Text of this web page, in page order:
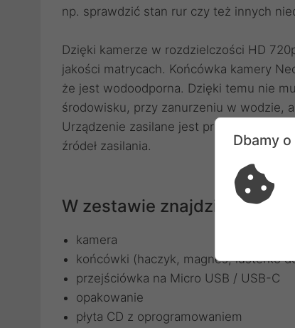
np. sprawdzić stan rur czy też innych
Dzięki kamerze w rozdzielczości HD
jakości matrycach. Końcówka kamery
że jest wodoodporna. Dzięki temu nie
środowisku, przy zanurzeniu w wodzie,
Urządzenie zasilane jest przez port
źródeł zasilania.
W zestawie znajdziesz:
kamera
końcówki (haczyk, magnes, lusterko
przejściówka na Micro USB / USB-C
opakowanie
płyta CD z oprogramowaniem
Dbamy